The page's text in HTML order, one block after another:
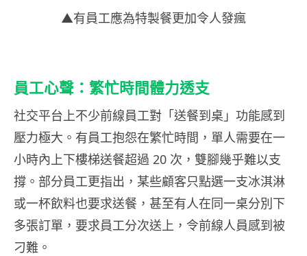
▲有員工應為特製餐更加令人發瘋
員工心聲：繁忙時間體力透支
社交平台上不少前線員工對「送餐到桌」功能感到
壓力極大。有員工抱怨在繁忙時間，單人需要在一
小時內上下樓梯送餐超過 20 次，雙腳幾乎難以支
撐。部分員工更指出，某些顧客只點選一支冰淇淋
或一杯飲料也要求送餐，甚至有人在同一桌分別下
多張訂單，要求員工分次送上，令前線人員感到被
刁難。